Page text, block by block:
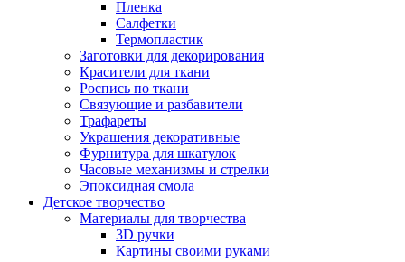
Пленка
Салфетки
Термопластик
Заготовки для декорирования
Красители для ткани
Роспись по ткани
Связующие и разбавители
Трафареты
Украшения декоративные
Фурнитура для шкатулок
Часовые механизмы и стрелки
Эпоксидная смола
Детское творчество
Материалы для творчества
3D ручки
Картины своими руками